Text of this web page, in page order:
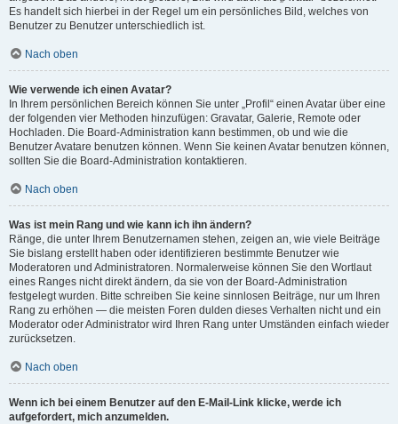
Es handelt sich hierbei in der Regel um ein persönliches Bild, welches von
Benutzer zu Benutzer unterschiedlich ist.
Nach oben
Wie verwende ich einen Avatar?
In Ihrem persönlichen Bereich können Sie unter „Profil“ einen Avatar über eine
der folgenden vier Methoden hinzufügen: Gravatar, Galerie, Remote oder
Hochladen. Die Board-Administration kann bestimmen, ob und wie die
Benutzer Avatare benutzen können. Wenn Sie keinen Avatar benutzen können,
sollten Sie die Board-Administration kontaktieren.
Nach oben
Was ist mein Rang und wie kann ich ihn ändern?
Ränge, die unter Ihrem Benutzernamen stehen, zeigen an, wie viele Beiträge
Sie bislang erstellt haben oder identifizieren bestimmte Benutzer wie
Moderatoren und Administratoren. Normalerweise können Sie den Wortlaut
eines Ranges nicht direkt ändern, da sie von der Board-Administration
festgelegt wurden. Bitte schreiben Sie keine sinnlosen Beiträge, nur um Ihren
Rang zu erhöhen — die meisten Foren dulden dieses Verhalten nicht und ein
Moderator oder Administrator wird Ihren Rang unter Umständen einfach wieder
zurücksetzen.
Nach oben
Wenn ich bei einem Benutzer auf den E-Mail-Link klicke, werde ich
aufgefordert, mich anzumelden.